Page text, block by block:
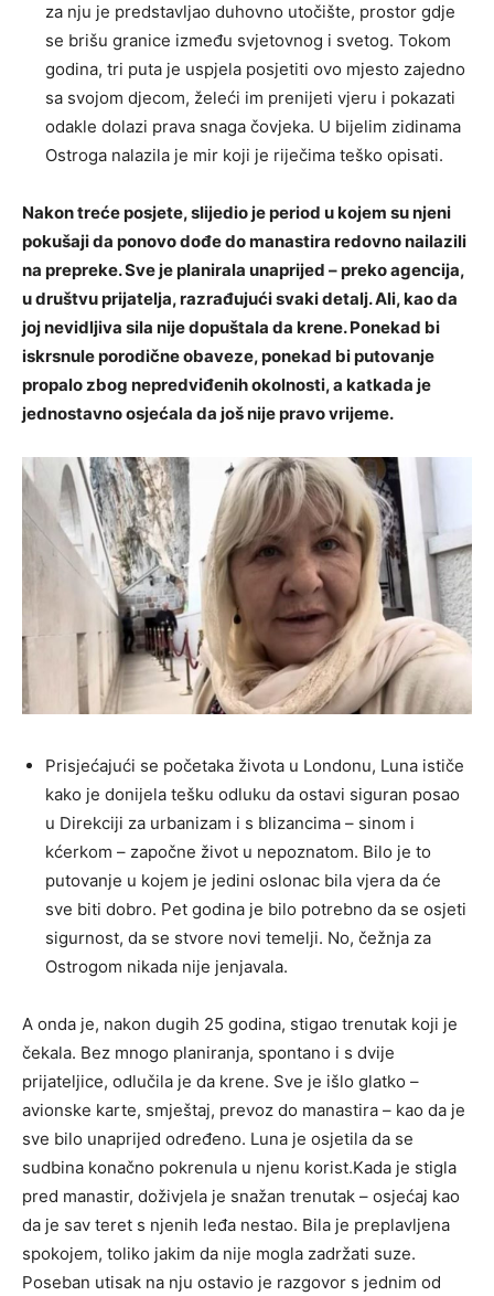
za nju je predstavljao duhovno utočište, prostor gdje
se brišu granice između svjetovnog i svetog. Tokom
godina, tri puta je uspjela posjetiti ovo mjesto zajedno
sa svojom djecom, želeći im prenijeti vjeru i pokazati
odakle dolazi prava snaga čovjeka. U bijelim zidinama
Ostroga nalazila je mir koji je riječima teško opisati.
Nakon treće posjete, slijedio je period u kojem su njeni
pokušaji da ponovo dođe do manastira redovno nailazili
na prepreke. Sve je planirala unaprijed – preko agencija,
u društvu prijatelja, razrađujući svaki detalj. Ali, kao da
joj nevidljiva sila nije dopuštala da krene. Ponekad bi
iskrsnule porodične obaveze, ponekad bi putovanje
propalo zbog nepredviđenih okolnosti, a katkada je
jednostavno osjećala da još nije pravo vrijeme.
Prisjećajući se početaka života u Londonu, Luna ističe
kako je donijela tešku odluku da ostavi siguran posao
u Direkciji za urbanizam i s blizancima – sinom i
kćerkom – započne život u nepoznatom. Bilo je to
putovanje u kojem je jedini oslonac bila vjera da će
sve biti dobro. Pet godina je bilo potrebno da se osjeti
sigurnost, da se stvore novi temelji. No, čežnja za
Ostrogom nikada nije jenjavala.
A onda je, nakon dugih 25 godina, stigao trenutak koji je
čekala. Bez mnogo planiranja, spontano i s dvije
prijateljice, odlučila je da krene. Sve je išlo glatko –
avionske karte, smještaj, prevoz do manastira – kao da je
sve bilo unaprijed određeno. Luna je osjetila da se
sudbina konačno pokrenula u njenu korist.Kada je stigla
pred manastir, doživjela je snažan trenutak – osjećaj kao
da je sav teret s njenih leđa nestao. Bila je preplavljena
spokojem, toliko jakim da nije mogla zadržati suze.
Poseban utisak na nju ostavio je razgovor s jednim od